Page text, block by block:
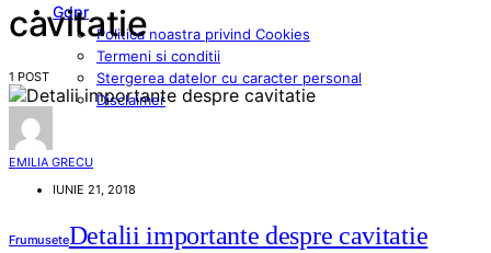
Gdpr
Politica noastra privind Cookies
Termeni si conditii
Stergerea datelor cu caracter personal
Disclaimer
cavitatie
1 POST
EMILIA GRECU
IUNIE 21, 2018
FrumuseteDetalii importante despre cavitatie